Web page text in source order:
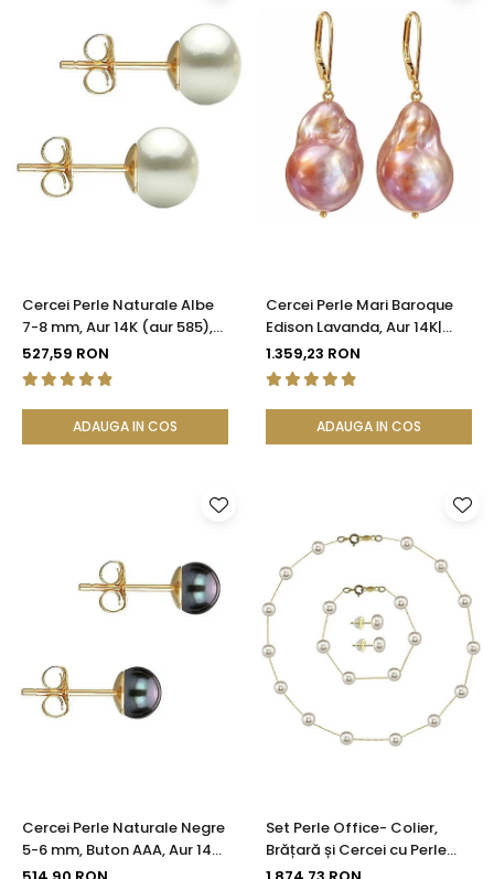
Cercei Perle Naturale Albe
7-8 mm, Aur 14K (aur 585),
Calitatea AAA | KASKADDA®
527,59 RON
ADAUGA IN COS
Cercei Perle Mari Baroque
Edison Lavanda, Aur 14K|
KASKADDA®
1.359,23 RON
ADAUGA IN COS
Cercei Perle Naturale Negre
5-6 mm, Buton AAA, Aur 14K
(aur 585), Tip Șurub |
Set Perle Office- Colier,
Brățară și Cercei cu Perle
Naturale Albe 4-5 mm, Aur